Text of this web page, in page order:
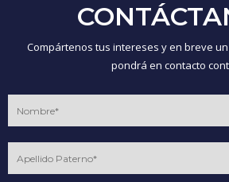
Compártenos tus intereses y en breve
pondrá en contacto